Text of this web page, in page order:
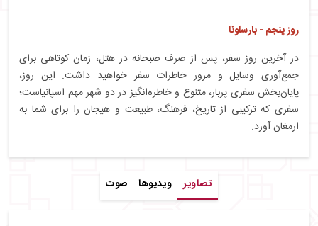
روز پنجم - بارسلونا
در آخرین روز سفر، پس از صرف صبحانه در هتل، زمان کوتاهی برای
جمع‌آوری وسایل و مرور خاطرات سفر خواهید داشت. این روز،
پایان‌بخش سفری پربار، متنوع و خاطره‌انگیز در دو شهر مهم اسپانیاست؛
سفری که ترکیبی از تاریخ، فرهنگ، طبیعت و هیجان را برای شما به
ارمغان آورد.
تصاویر ویدیوها صوت